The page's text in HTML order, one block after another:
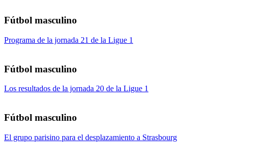
Fútbol masculino
Programa de la jornada 21 de la Ligue 1
Fútbol masculino
Los resultados de la jornada 20 de la Ligue 1
Fútbol masculino
El grupo parisino para el desplazamiento a Strasbourg